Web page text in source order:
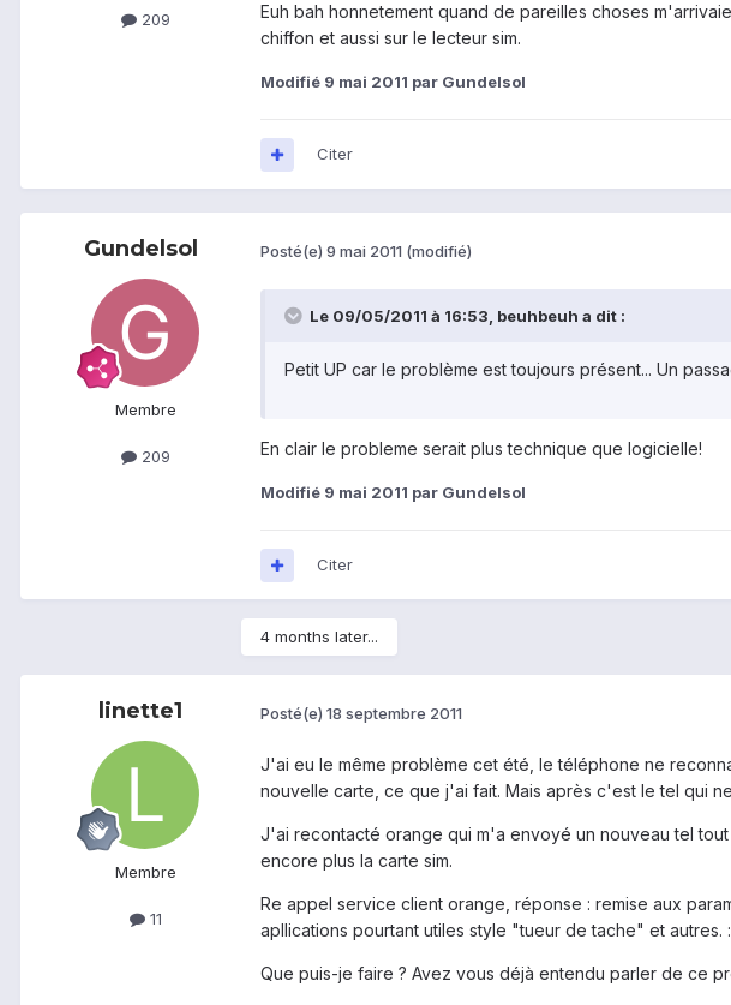
209
Euh bah honnetement quand de pareilles choses
chiffon et aussi sur le lecteur sim.
Modifié 9 mai 2011 par Gundelsol
Citer
Gundelsol
Membre
209
Posté(e) 9 mai 2011 (modifié)
Le 09/05/2011 à 16:53, beuhbeuh a dit :
Petit UP car le problème est toujours présent... Un
En clair le probleme serait plus technique que logicielle!
Modifié 9 mai 2011 par Gundelsol
Citer
4 months later...
linette1
Membre
11
Posté(e) 18 septembre 2011
J'ai eu le même problème cet été, le téléphone ne
nouvelle carte, ce que j'ai fait. Mais après c'est le tel qui
J'ai recontacté orange qui m'a envoyé un nouveau tel
encore plus la carte sim.
Re appel service client orange, réponse : remise aux
apllications pourtant utiles style "tueur de tache" et autres.
Que puis-je faire ? Avez vous déjà entendu parler de ce